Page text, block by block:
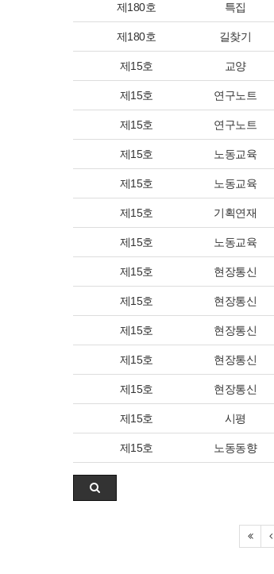
제180호 특집
제180호 길찾기
제15호 교양
제15호 연구노트
제15호 연구노트
제15호 노동교육
제15호 노동교육
제15호 기획연재
제15호 노동교육
제15호 현장통신
제15호 현장통신
제15호 현장통신
제15호 현장통신
제15호 현장통신
제15호 시평
제15호 노동동향